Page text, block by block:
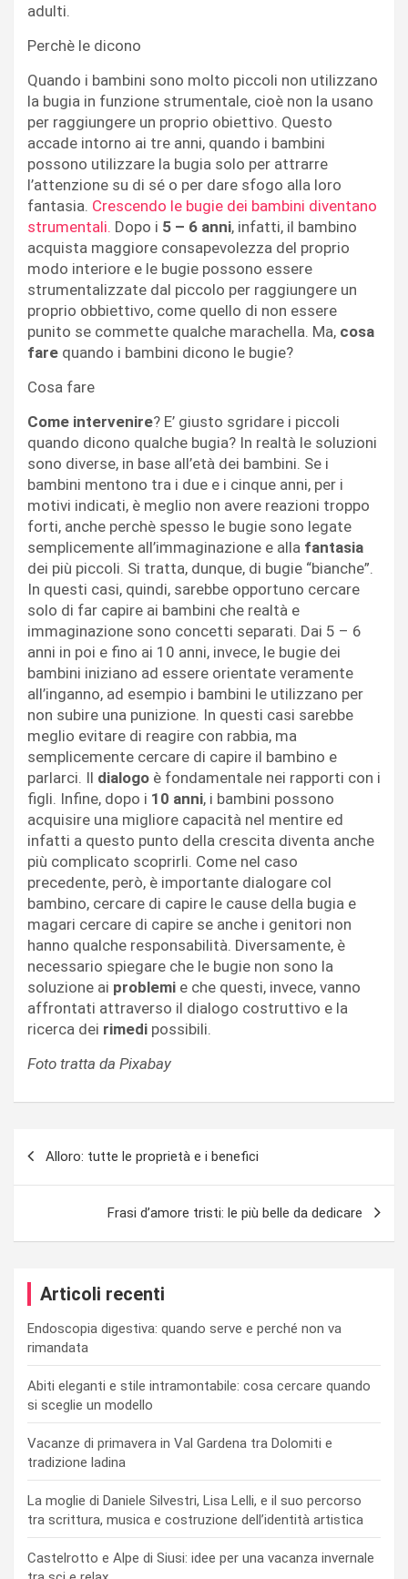
adulti.
Perchè le dicono
Quando i bambini sono molto piccoli non utilizzano
la bugia in funzione strumentale, cioè non la usano
per raggiungere un proprio obiettivo. Questo
accade intorno ai tre anni, quando i bambini
possono utilizzare la bugia solo per attrarre
l’attenzione su di sé o per dare sfogo alla loro
fantasia. Crescendo le bugie dei bambini diventano
strumentali. Dopo i 5 – 6 anni, infatti, il bambino
acquista maggiore consapevolezza del proprio
modo interiore e le bugie possono essere
strumentalizzate dal piccolo per raggiungere un
proprio obbiettivo, come quello di non essere
punito se commette qualche marachella. Ma, cosa
fare quando i bambini dicono le bugie?
Cosa fare
Come intervenire? E’ giusto sgridare i piccoli
quando dicono qualche bugia? In realtà le soluzioni
sono diverse, in base all’età dei bambini. Se i
bambini mentono tra i due e i cinque anni, per i
motivi indicati, è meglio non avere reazioni troppo
forti, anche perchè spesso le bugie sono legate
semplicemente all’immaginazione e alla fantasia
dei più piccoli. Si tratta, dunque, di bugie “bianche”.
In questi casi, quindi, sarebbe opportuno cercare
solo di far capire ai bambini che realtà e
immaginazione sono concetti separati. Dai 5 – 6
anni in poi e fino ai 10 anni, invece, le bugie dei
bambini iniziano ad essere orientate veramente
all’inganno, ad esempio i bambini le utilizzano per
non subire una punizione. In questi casi sarebbe
meglio evitare di reagire con rabbia, ma
semplicemente cercare di capire il bambino e
parlarci. Il dialogo è fondamentale nei rapporti con i
figli. Infine, dopo i 10 anni, i bambini possono
acquisire una migliore capacità nel mentire ed
infatti a questo punto della crescita diventa anche
più complicato scoprirli. Come nel caso
precedente, però, è importante dialogare col
bambino, cercare di capire le cause della bugia e
magari cercare di capire se anche i genitori non
hanno qualche responsabilità. Diversamente, è
necessario spiegare che le bugie non sono la
soluzione ai problemi e che questi, invece, vanno
affrontati attraverso il dialogo costruttivo e la
ricerca dei rimedi possibili.
Foto tratta da Pixabay
Alloro: tutte le proprietà e i benefici
Frasi d’amore tristi: le più belle da dedicare
Articoli recenti
Endoscopia digestiva: quando serve e perché non va
rimandata
Abiti eleganti e stile intramontabile: cosa cercare quando
si sceglie un modello
Vacanze di primavera in Val Gardena tra Dolomiti e
tradizione ladina
La moglie di Daniele Silvestri, Lisa Lelli, e il suo percorso
tra scrittura, musica e costruzione dell’identità artistica
Castelrotto e Alpe di Siusi: idee per una vacanza invernale